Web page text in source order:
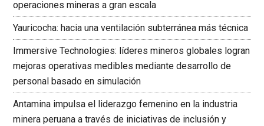
operaciones mineras a gran escala
Yauricocha: hacia una ventilación subterránea más técnica
Immersive Technologies: líderes mineros globales logran
mejoras operativas medibles mediante desarrollo de
personal basado en simulación
Antamina impulsa el liderazgo femenino en la industria
minera peruana a través de iniciativas de inclusión y